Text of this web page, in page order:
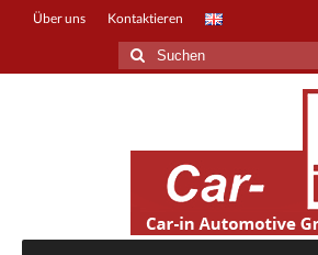
Über uns Kontaktieren
Suche
nach: